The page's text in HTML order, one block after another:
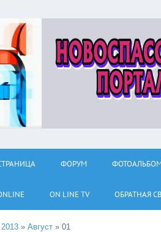
ФОРУМ
ON LINE TV ОБРАТНАЯ
2013 » Август » 01